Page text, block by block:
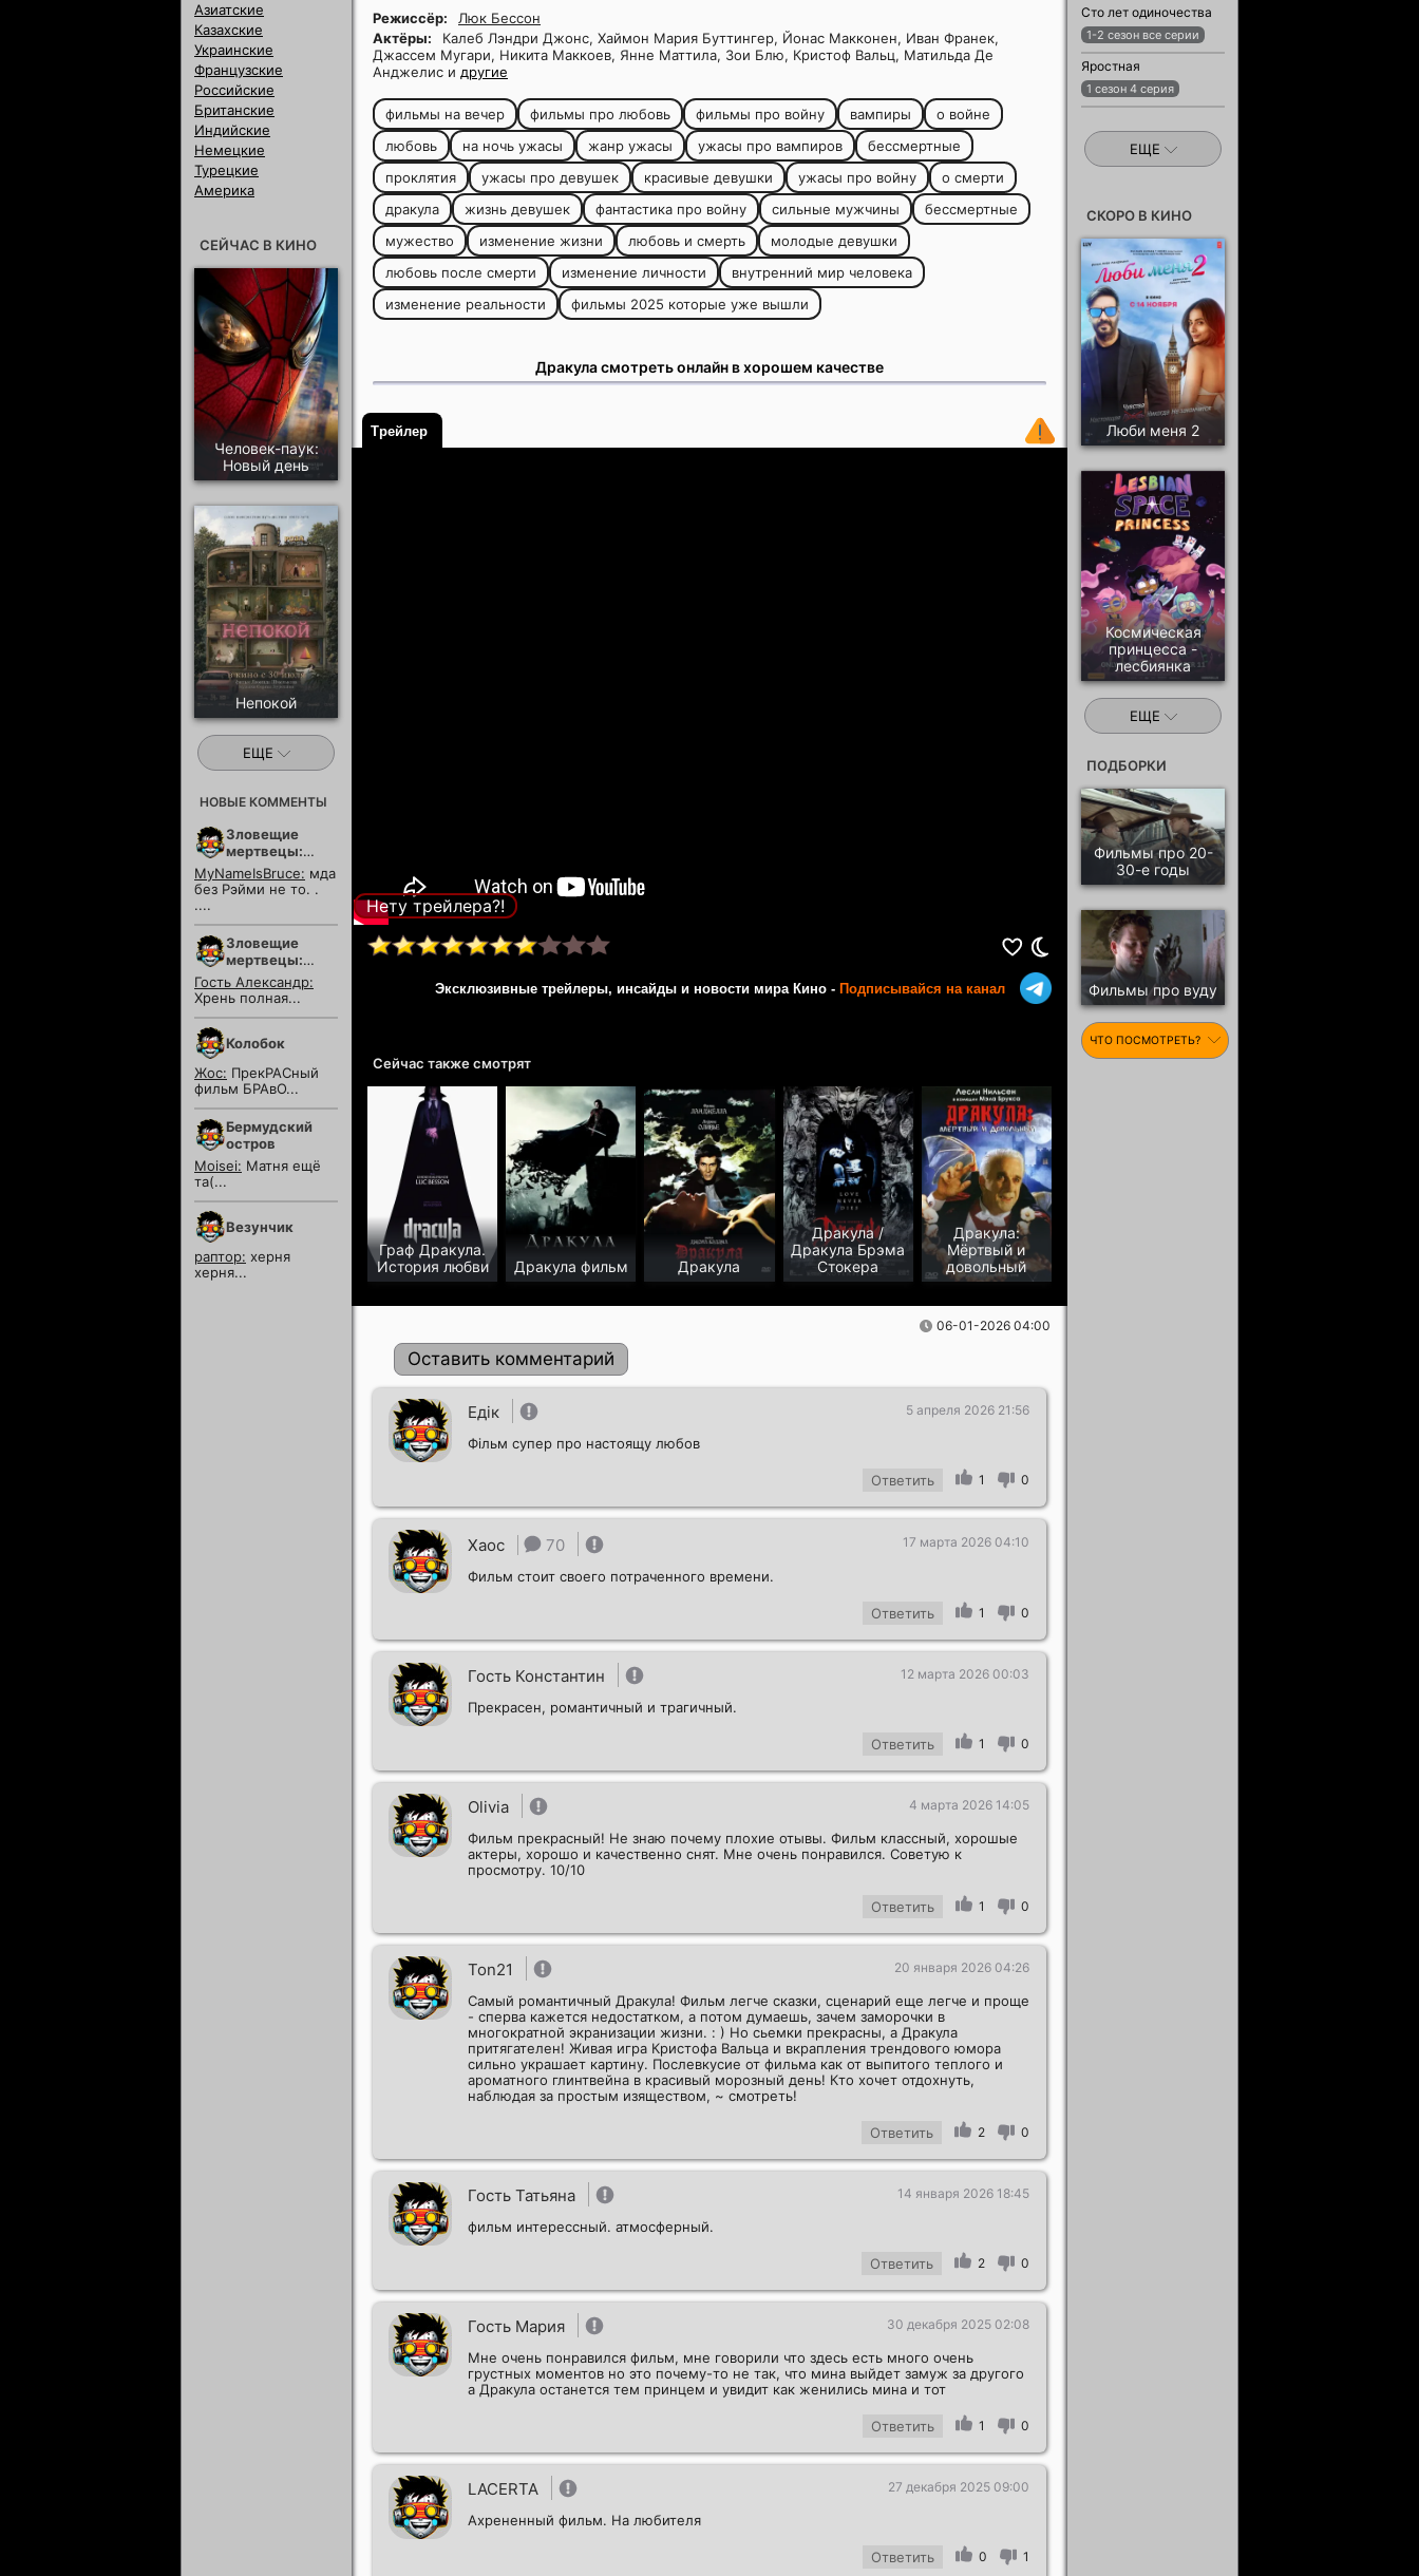
Режиссёр:
Люк Бессон
Актёры:
Калеб Лэндри Джонс, Хаймон Мария Буттингер, Йонас Макконен, Иван Франек,
Джассем Мугари, Никита Маккоев, Янне Маттила, Зои Блю, Кристоф Вальц, Матильда Де
Анджелис и другие
фильмы на вечер фильмы про любовь фильмы про войну вампиры
о войне
любовь
на ночь ужасы жанр ужасы ужасы про вампиров
бессмертные
проклятия
ужасы про девушек красивые девушки ужасы про войну
о смерти
дракула
жизнь девушек фантастика про войну сильные мужчины
бессмертные
мужество
изменение жизни любовь и смерть
молодые девушки
любовь после смерти
изменение личности
внутренний мир человека
изменение реальности
фильмы 2025 которые уже вышли
Дракула смотреть онлайн в хорошем качестве
Трейлер
Нету трейлера?!
Эксклюзивные трейлеры, инсайды и новости мира Кино - Подписывайся на канал
Сейчас также смотрят
Граф Дракула.
История любви
Дракула фильм Дракула
Дракула /
Дракула Брэма
Стокера
Дракула:
Мёртвый и
довольный
06-01-2026 04:00
Оставить комментарий
Отправить!
Едік 5 апреля 2026 21:56
Фільм супер про настоящу любов
Ответить 1 0
Хаос 70 17 марта 2026 04:10
Фильм стоит своего потраченного времени.
Ответить 1 0
Гость Константин 12 марта 2026 00:03
Прекрасен, романтичный и трагичный.
Ответить 1 0
Olivia 4 марта 2026 14:05
Фильм прекрасный! Не знаю почему плохие отывы. Фильм классный, хорошые
актеры, хорошо и качественно снят. Мне очень понравился. Советую к
просмотру. 10/10
Ответить 1 0
Ton21 20 января 2026 04:26
Самый романтичный Дракула! Фильм легче сказки, сценарий еще легче и проще
- сперва кажется недостатком, а потом думаешь, зачем заморочки в
многократной экранизации жизни. : ) Но сьемки прекрасны, а Дракула
притягателен! Живая игра Кристофа Вальца и вкрапления трендового юмора
сильно украшает картину. Послевкусие от фильма как от выпитого теплого и
ароматного глинтвейна в красивый морозный день! Кто хочет отдохнуть,
наблюдая за простым изяществом, ~ смотреть!
Ответить 2 0
Гость Татьяна 14 января 2026 18:45
фильм интерессный. атмосферный.
Ответить 2 0
Гость Мария 30 декабря 2025 02:08
Мне очень понравился фильм, мне говорили что здесь есть много очень
грустных моментов но это почему-то не так, что мина выйдет замуж за другого
а Дракула останется тем принцем и увидит как женились мина и тот
Ответить 1 0
LACERTA 27 декабря 2025 09:00
Ахрененный фильм. На любителя
Ответить 0 1
Азиатские
Казахские
Украинские
Французские
Российские
Британские
Индийские
Немецкие
Турецкие
Америка
СЕЙЧАС В КИНО
Человек-паук:
Новый день
Непокой
ЕЩЕ
НОВЫЕ КОММЕНТЫ
Зловещие
мертвецы:
Пекло
MyNameIsBruce: мда
без Рэйми не то. .
....
Зловещие
мертвецы:
Пекло
Гость Александр:
Хрень полная...
Колобок
Жос: ПрекРАСный
фильм БРАвО...
Бермудский
остров
Moisei: Матня ещё
та(...
Везунчик
раптор: херня
херня...
Сто лет одиночества
1-2 сезон все серии
Яростная
1 сезон 4 серия
ЕЩЕ
СКОРО В КИНО
Люби меня 2
Космическая
принцесса -
лесбиянка
ЕЩЕ
ПОДБОРКИ
Фильмы про 20-
30-е годы
Фильмы про вуду
ЧТО ПОСМОТРЕТЬ?